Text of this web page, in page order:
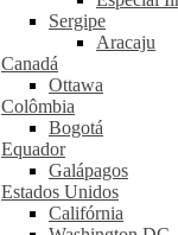
Sergipe
Aracaju
Canadá
Ottawa
Colômbia
Bogotá
Equador
Galápagos
Estados Unidos
Califórnia